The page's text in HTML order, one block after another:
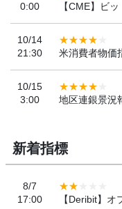
0:00
【CME】ビ
10/14
21:30
米消費者物価
10/15
3:00
地区連銀景況
新着指標
8/7
17:00
【Deribit】